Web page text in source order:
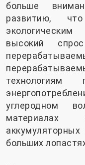
больше
развитию,
высокий
углеродном
больших